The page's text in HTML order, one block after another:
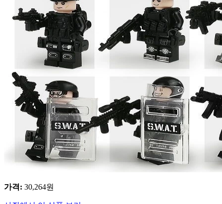
가격: 30,264원